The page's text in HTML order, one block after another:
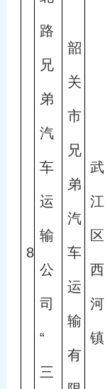
8
路
兄
弟
汽
车
运
输
公
司
“
三
韶
关
市
兄
弟
汽
车
运
输
有
武
江
区
西
河
镇